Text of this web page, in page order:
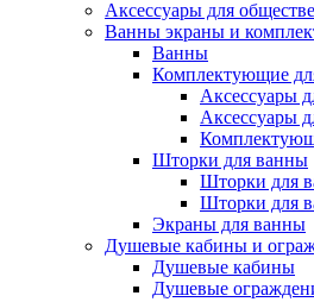
Аксессуары для
Ванны экраны и
Ванны
Комплектующие
Аксессуары
Аксессуары
Шторки для ванны
Шторки для
Шторки для
Экраны для ванны
Душевые кабины и
Душевые кабины
Душевые